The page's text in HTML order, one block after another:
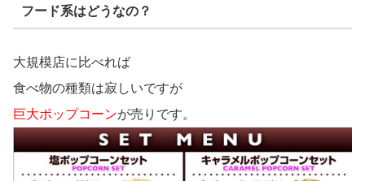
フード系はどうなの？
大規模店に比べれば
食べ物の種類は寂しいですが
巨大ポップコーンが売りです。